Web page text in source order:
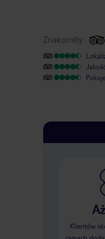
Znakomity
Klientów